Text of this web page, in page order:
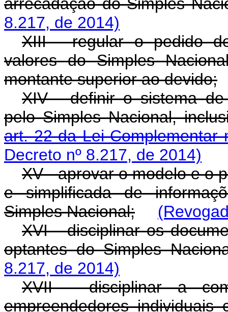
8.217, de 2014)
XIII - regular o pedido
valores do Simples
montante superior ao devido;
XIV - definir o sistema de
pelo Simples Nacional,
art. 22 da Lei Complementar
Decreto nº 8.217, de 2014)
XV - aprovar o modelo e o
e simplificada de
Simples Nacional;
XVI - disciplinar os
optantes do Simples
8.217, de 2014)
XVII - disciplinar a
empreendedores